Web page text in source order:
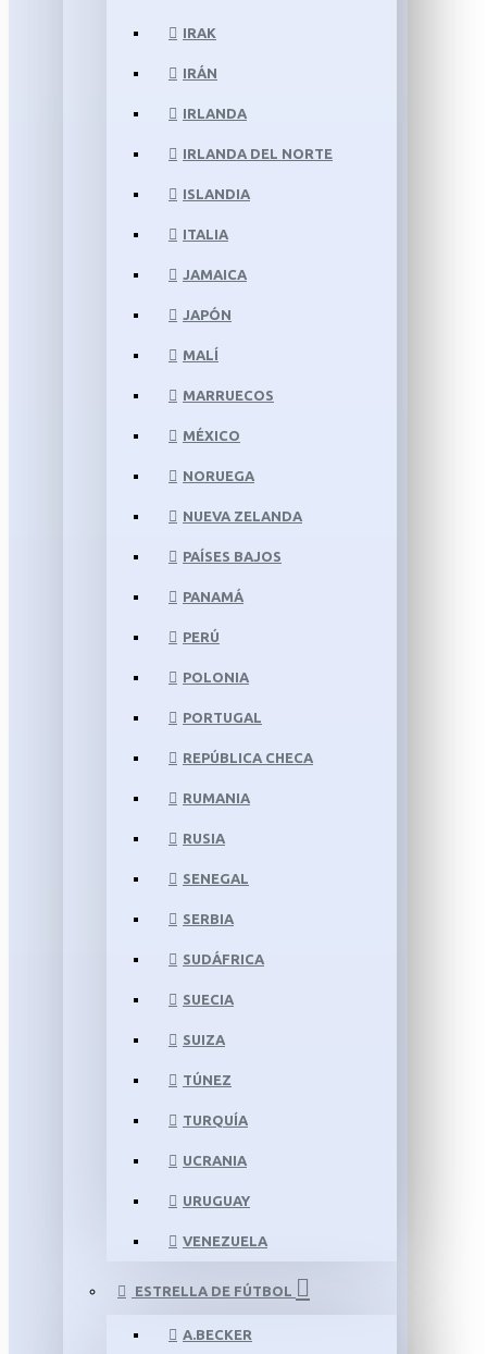
IRAK
IRÁN
IRLANDA
IRLANDA DEL NORTE
ISLANDIA
ITALIA
JAMAICA
JAPÓN
MALÍ
MARRUECOS
MÉXICO
NORUEGA
NUEVA ZELANDA
PAÍSES BAJOS
PANAMÁ
PERÚ
POLONIA
PORTUGAL
REPÚBLICA CHECA
RUMANIA
RUSIA
SENEGAL
SERBIA
SUDÁFRICA
SUECIA
SUIZA
TÚNEZ
TURQUÍA
UCRANIA
URUGUAY
VENEZUELA
ESTRELLA DE FÚTBOL
A.BECKER